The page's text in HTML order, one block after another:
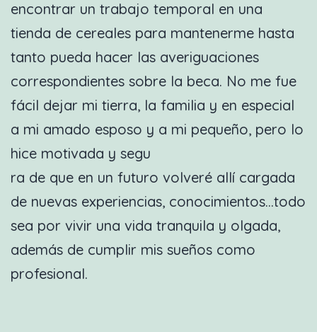
encontrar un trabajo temporal en una
tienda de cereales para mantenerme hasta
tanto pueda hacer las averiguaciones
correspondientes sobre la beca. No me fue
fácil dejar mi tierra, la familia y en especial
a mi amado esposo y a mi pequeño, pero lo
hice motivada y segu
ra de que en un futuro volveré allí cargada
de nuevas experiencias, conocimientos…todo
sea por vivir una vida tranquila y olgada,
además de cumplir mis sueños como
profesional.